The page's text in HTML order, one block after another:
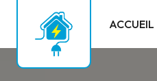
ACCUEIL